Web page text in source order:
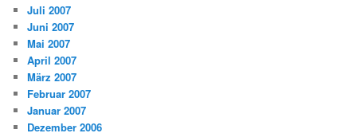
Juli 2007
Juni 2007
Mai 2007
April 2007
März 2007
Februar 2007
Januar 2007
Dezember 2006